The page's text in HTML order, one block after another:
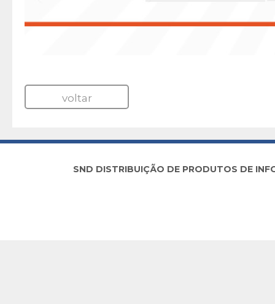
voltar
SND DISTRIBUIÇÃO DE PRODUTOS DE